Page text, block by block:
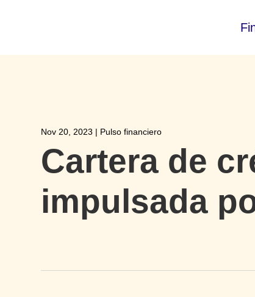
Nov 20, 2023 | Pulso financiero
Cartera de
impulsada